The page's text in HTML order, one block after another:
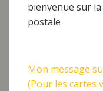
bienvenue sur
postale
Mon message
(Pour les cartes